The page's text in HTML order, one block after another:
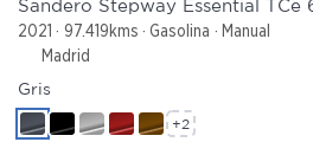
2021 97.419kms Gasolina
Manual
Madrid
Gris
+2